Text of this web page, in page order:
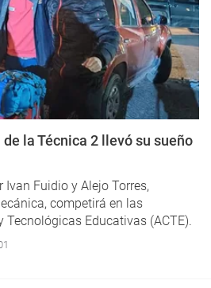
la Técnica 2 llevó su sueño
Fuidio y Alejo Torres,
competirá en las
Educativas (ACTE).